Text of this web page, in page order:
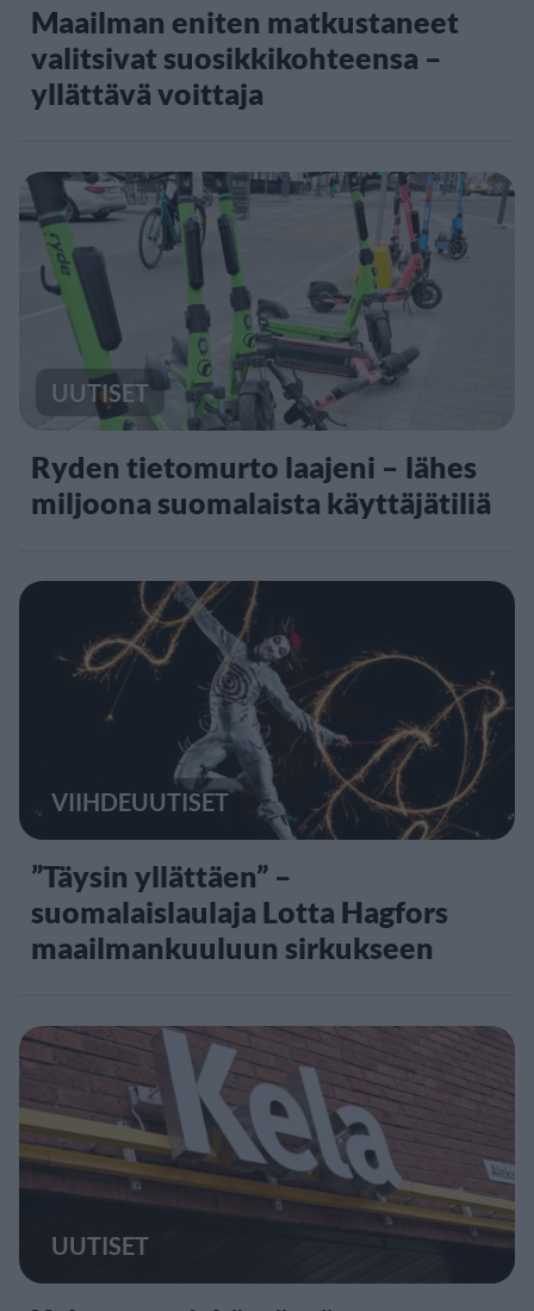
Maailman eniten matkustaneet
valitsivat suosikkikohteensa –
yllättävä voittaja
UUTISET
Ryden tietomurto laajeni – lähes
miljoona suomalaista käyttäjätiliä
VIIHDEUUTISET
”Täysin yllättäen” –
suomalaislaulaja Lotta Hagfors
maailmankuuluun sirkukseen
UUTISET